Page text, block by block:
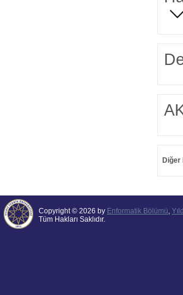
Diğer
Copyright © 2026 by Enformatik Bölümü,
Tüm Hakları Saklıdır.